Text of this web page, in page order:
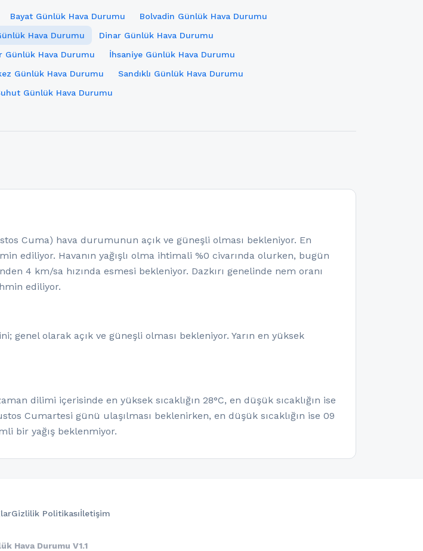
Bayat Günlük Hava Durumu
Bolvadin Günlük Hava Durumu
Hava Durumu
Dinar Günlük Hava Durumu
Günlük Hava Durumu
İhsaniye Günlük Hava Durumu
Günlük Hava Durumu
Sandıklı Günlük Hava Durumu
Günlük Hava Durumu
Cuma) hava durumunun açık ve güneşli olması bekleniyor. En
ediliyor. Havanın yağışlı olma ihtimali %0 civarında olurken, bugün
4 km/sa hızında esmesi bekleniyor. Dazkırı genelinde nem oranı
ediliyor.
genel olarak açık ve güneşli olması bekleniyor. Yarın en yüksek
dilimi içerisinde en yüksek sıcaklığın 28°C, en düşük sıcaklığın ise
Cumartesi günü ulaşılması beklenirken, en düşük sıcaklığın ise 09
bir yağış beklenmiyor.
Gizlilik Politikasıİletişim
Hava Durumu V1.1